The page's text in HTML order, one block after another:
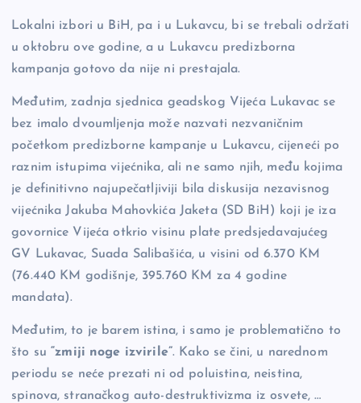
o
o
n
k
er
Lokalni izbori u BiH, pa i u Lukavcu, bi se trebali održati
u oktobru ove godine, a u Lukavcu predizborna
kampanja gotovo da nije ni prestajala.
Međutim, zadnja sjednica geadskog Vijeća Lukavac se
bez imalo dvoumljenja može nazvati nezvaničnim
početkom predizborne kampanje u Lukavcu, cijeneći po
raznim istupima vijećnika, ali ne samo njih, među kojima
je definitivno najupečatljiviji bila diskusija nezavisnog
vijećnika Jakuba Mahovkića Jaketa (SD BiH) koji je iza
govornice Vijeća otkrio visinu plate predsjedavajućeg
GV Lukavac, Suada Salibašića, u visini od 6.370 KM
(76.440 KM godišnje, 395.760 KM za 4 godine
mandata).
Međutim, to je barem istina, i samo je problematično to
što su“zmiji noge izvirile”. Kako se čini, u narednom
periodu se neće prezati ni od poluistina, neistina,
spinova, stranačkog auto-destruktivizma iz osvete, …